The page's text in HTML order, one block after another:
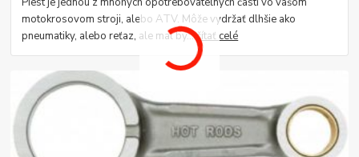
motokrosovom stroji, alebo ATV. Môže vydržať dlhšie ako
pneumatiky, alebo reťaz, ale mal by...čítať celé